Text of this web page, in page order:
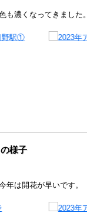
も濃くなってきました。
様子
年は開花が早いです。